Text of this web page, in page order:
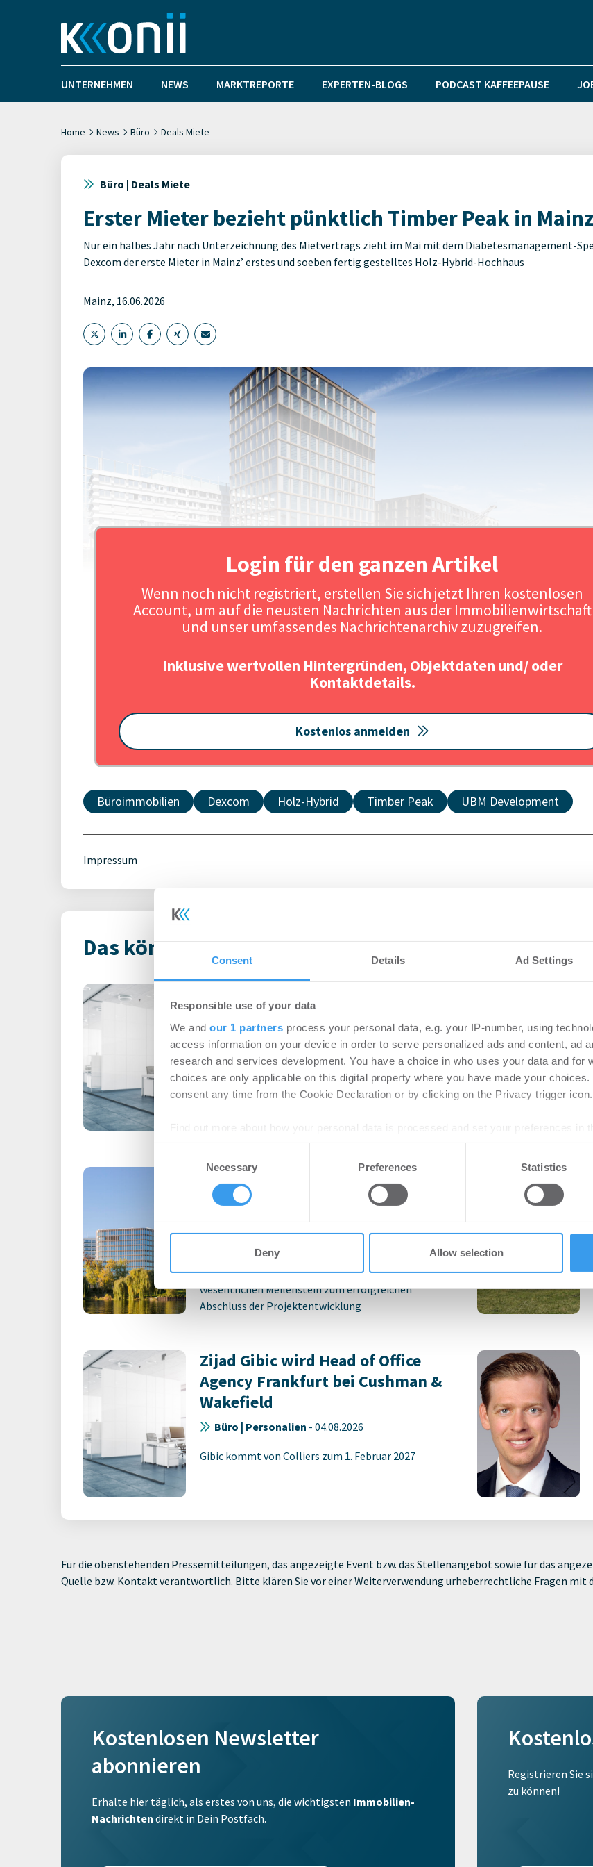
Consent Details Ad Settings
Responsible use of your data
We and our 1 partners process your personal data, e.g. your IP-number, using
access information on your device in order to serve personalized ads and content, ad
research and services development. You have a choice in who uses your data and for
choices are only applicable on this digital property where you have made your
consent any time from the Cookie Declaration or by clicking on the Privacy trigger icon.
We use cookies to personalise content and ads, to provide social media features and
other information that you’ve provided to them or that they’ve collected from your use
Selection
Necessary Preferences Statistics
Deny Allow selection
UNTERNEHMEN NEWS MARKTREPORTE EXPERTEN-BLOGS PODCAST KAFFEEPAUSE
Home News Büro Deals Miete
Büro | Deals Miete
Erster Mieter bezieht pünktlich Timber Peak in Mainz
Nur ein halbes Jahr nach Unterzeichnung des Mietvertrags zieht im Mai mit dem Diabetesmanagement-
Dexcom der erste Mieter in Mainz’ erstes und soeben fertig gestelltes Holz-Hybrid-Hochhaus
Mainz, 16.06.2026
Quelle: UBM / Urheber:
Login für den ganzen Artikel
Wenn noch nicht registriert, erstellen Sie sich jetzt Ihren kostenlosen
Account, um auf die neusten Nachrichten aus der Immobilienwirtschaft
und unser umfassendes Nachrichtenarchiv zuzugreifen.
Inklusive wertvollen Hintergründen, Objektdaten und/ oder
Kontaktdetails.
Kostenlos anmelden
Büroimmobilien Dexcom Holz-Hybrid Timber Peak UBM Development
Impressum
Das könnte Dich auch interessieren
plant umfassende
Neupositionierung
Büro | Deals Kauf-05.08.2026
Revitalisierung und ein weiterer Ankermieter sollen
CA Immo schließt Berliner
Projektentwicklung Upbeat ab
und übergibt Gebäude an die DKB
Bauliche Fertigstellung und Übergabe markieren
wesentlichen Meilenstein zum erfolgreichen
Abschluss der Projektentwicklung
Zijad Gibic wird Head of Office
Agency Frankfurt bei Cushman &
Wakefield
Büro | Personalien - 04.08.2026
Gibic kommt von Colliers zum 1. Februar 2027
Für die obenstehenden Pressemitteilungen, das angezeigte Event bzw. das Stellenangebot sowie für das
Quelle bzw. Kontakt verantwortlich. Bitte klären Sie vor einer Weiterverwendung urheberrechtliche Fragen mit
Kostenlosen Newsletter
abonnieren
Erhalte hier täglich, als erstes von uns, die wichtigsten Immobilien-
Nachrichten direkt in Dein Postfach.
Registrieren Sie
zu können!